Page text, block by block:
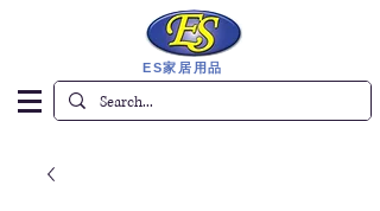
ES家居用品